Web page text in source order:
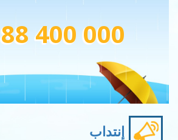
88 400 000
إنتداب